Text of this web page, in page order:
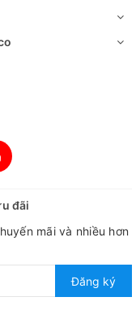
đãi
mãi và nhiều hơn
Đăng ký